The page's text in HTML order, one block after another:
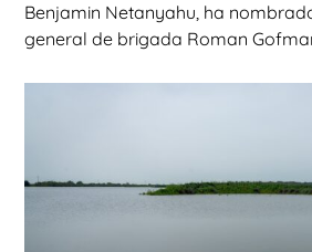
Benjamin Netanyahu, ha
general de brigada Roman